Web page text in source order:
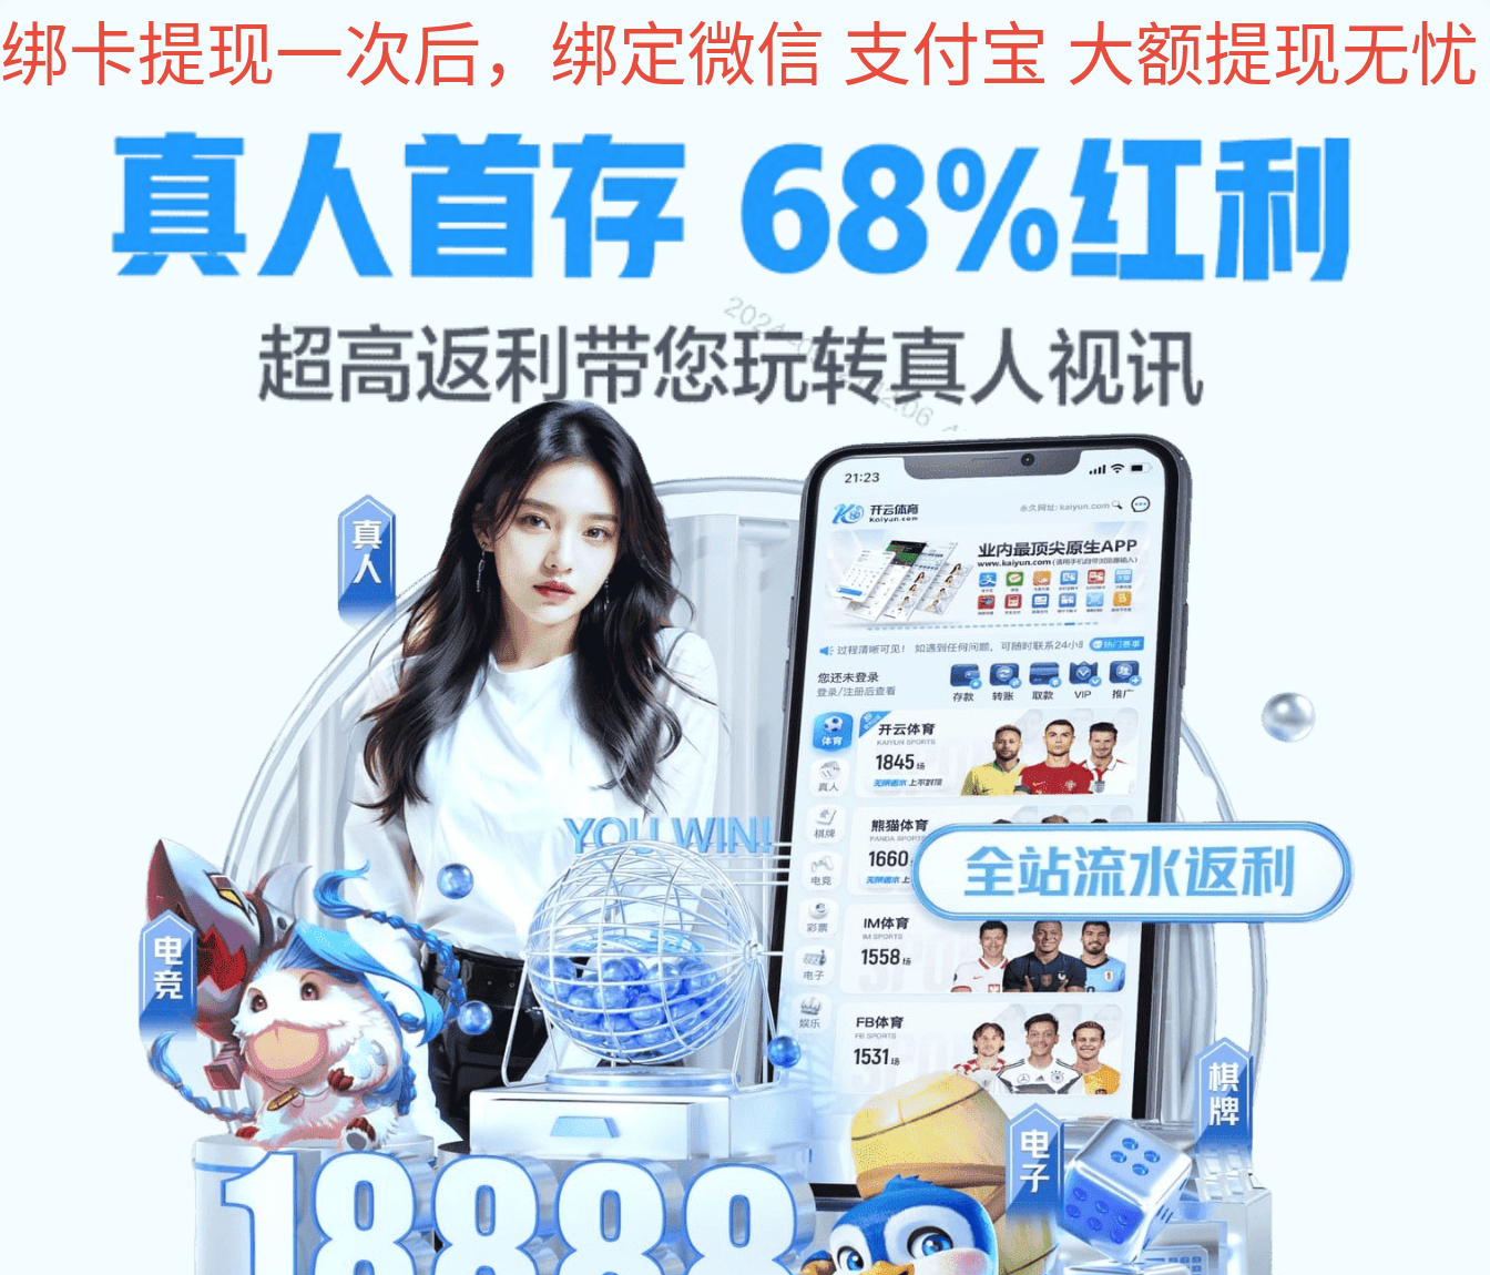
im电竞
设为im电竞
收藏本
关于im电竞 im电竞 动态 会员单位 政策法规 国际合作 标准与检测 基地建设 技能大赛
联系im电竞
关于评选山东省五金、衡器和健身器材行业2025年度先进企业及个人的通知
浏览数:63次